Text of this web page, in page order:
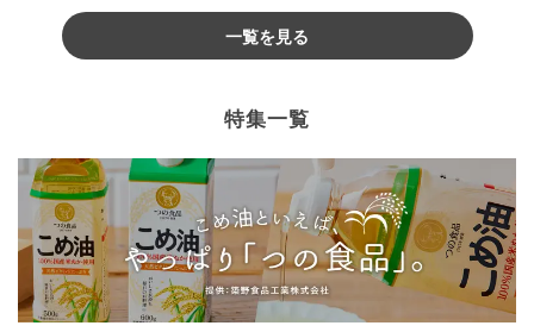
一覧を見る
特集一覧